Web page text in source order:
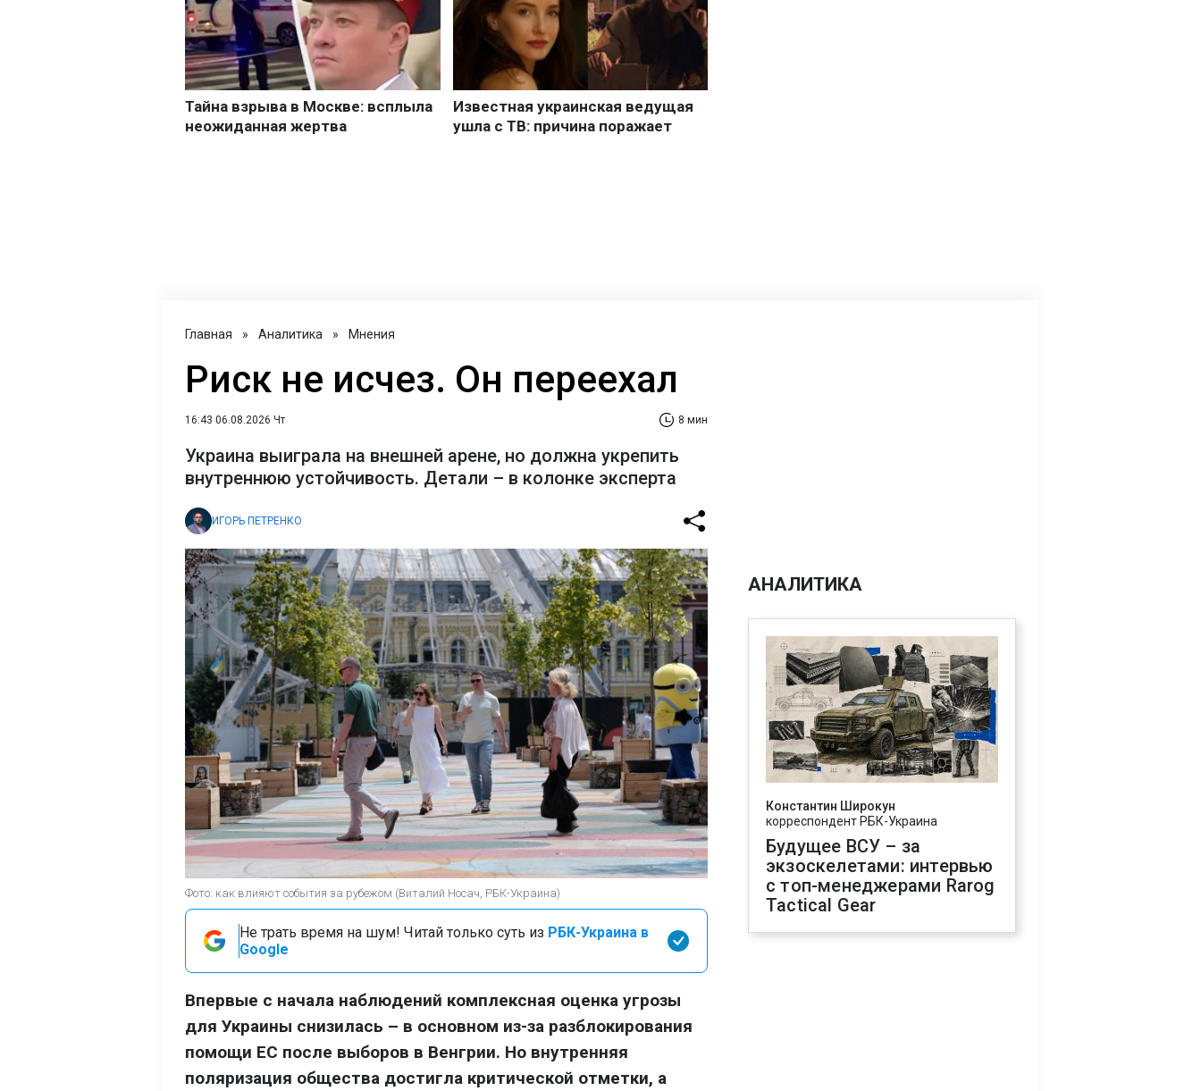
Главная » Аналитика » Мнения
Риск не исчез. Он переехал
16:43 06.08.2026 Чт 8 мин
Украина выиграла на внешней арене, но должна укрепить
внутреннюю устойчивость. Детали – в колонке эксперта
ИГОРЬ ПЕТРЕНКО
Фото: как влияют события за рубежом (Виталий Носач, РБК-Украина)
Не трать время на шум! Читай только суть из РБК-Украина в
Google
Впервые с начала наблюдений комплексная оценка угрозы
для Украины снизилась – в основном из-за разблокирования
помощи ЕС после выборов в Венгрии. Но внутренняя
поляризация общества достигла критической отметки, а
АНАЛИТИКА
Константин Широкун
корреспондент РБК-Украина
Будущее ВСУ – за
экзоскелетами: интервью
с топ-менеджерами Rarog
Tactical Gear